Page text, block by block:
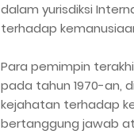
dalam yurisdiksi
terhadap
Para pemimpin
pada tahun 1970-an,
kejahatan terhadap
bertanggung jawab